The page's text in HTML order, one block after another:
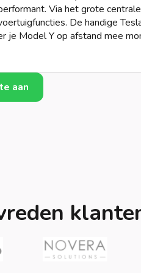
Via het grote
De handige
je Model Y op afstand mee
aan